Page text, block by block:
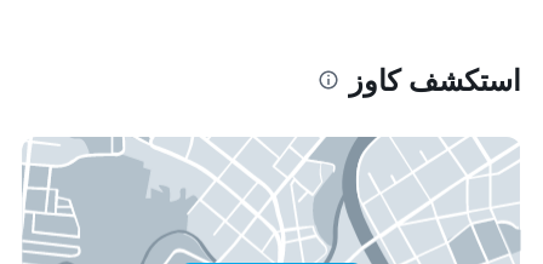
استكشف كاوز